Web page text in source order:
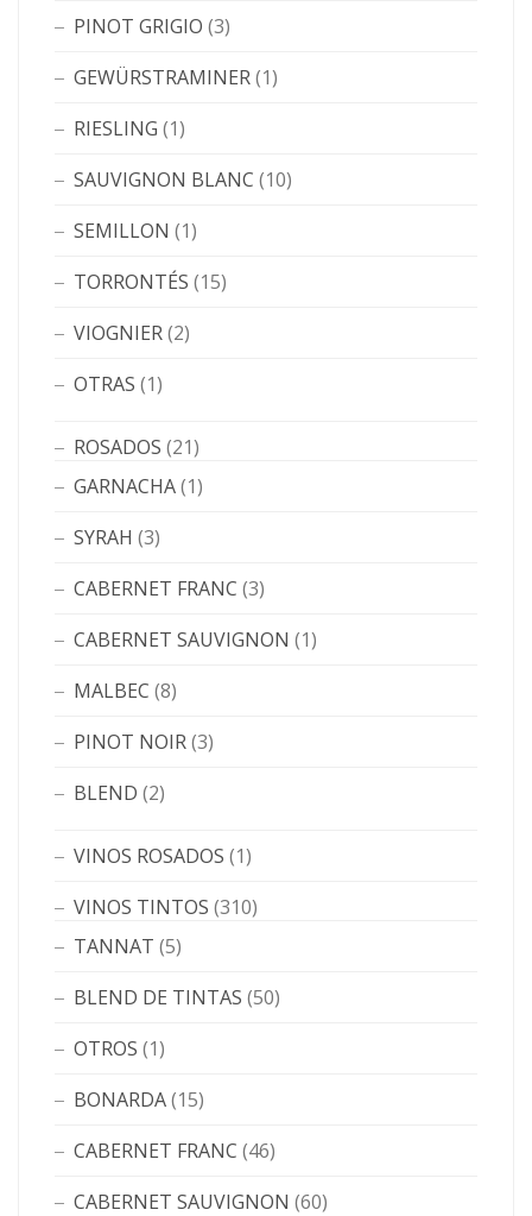
PINOT GRIGIO (3)
GEWÜRSTRAMINER(1)
RIESLING (1)
SAUVIGNON BLANC (10)
SEMILLON (1)
TORRONTÉS (15)
VIOGNIER(2)
OTRAS (1)
ROSADOS (21)
GARNACHA(1)
SYRAH (3)
CABERNET FRANC (3)
CABERNET SAUVIGNON (1)
MALBEC (8)
PINOT NOIR(3)
BLEND (2)
VINOS ROSADOS (1)
VINOS TINTOS (310)
TANNAT (5)
BLEND DE TINTAS (50)
OTROS (1)
BONARDA(15)
CABERNET FRANC (46)
CABERNET SAUVIGNON (60)